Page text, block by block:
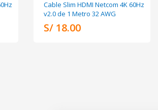
Cable Slim HDMI Netcom 4K 60Hz
v2.0 de 1 Metro 32 AWG
S/ 18.00